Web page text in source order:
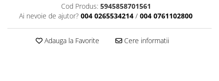
Cod Produs: 5945858701561
Ai nevoie de ajutor? 004 0265534214 / 004 0761102800
Adauga la Favorite Cere informatii